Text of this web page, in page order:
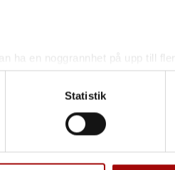
ha en noggrannhet på upp till
kännetecken
ställ in dina preferenser i
sådana identifierare och
Statistik